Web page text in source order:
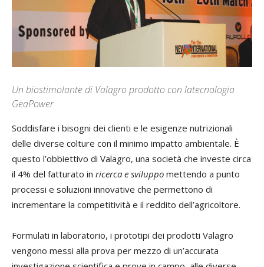
Un biostimolante di Valagro prodotto con latecnologia
GeaPower
Soddisfare i bisogni dei clienti e le esigenze nutrizionali
delle diverse colture con il minimo impatto ambientale. È
questo l’obbiettivo di Valagro, una società che investe circa
il 4% del fatturato in ricerca e sviluppo mettendo a punto
processi e soluzioni innovative che permettono di
incrementare la competitività e il reddito dell’agricoltore.
Formulati in laboratorio, i prototipi dei prodotti Valagro
vengono messi alla prova per mezzo di un’accurata